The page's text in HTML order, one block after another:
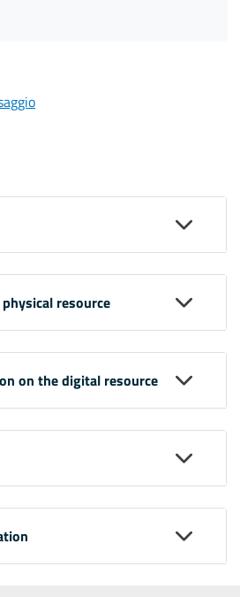
resource
on the digital resource